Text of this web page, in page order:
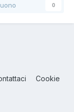
0
Cookie